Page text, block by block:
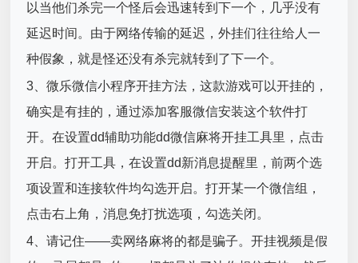
以当他们杀完一个怪后会迅速转到下一个，几乎没有
延迟时间。由于网络传输的延迟，外挂们往往给人一
种假象，就是怪还没有杀完就转到了下一个。
3、微乐微信小程序开挂方法，这款游戏可以开挂的，
确实是有挂的，通过添加客服微信安装这个软件打
开。在设置dd辅助功能dd微信麻将开挂工具里，点击
开启。打开工具，在设置dd新消息提醒里，前两个选
项设置和连接软件均勾选开启。打开某一个微信组，
点击右上角，消息免打扰选项，勾选关闭。
4、请记住——卖网络麻将的都是骗子。开挂视频是假